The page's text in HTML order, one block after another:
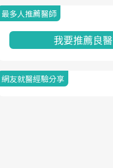
最多人推薦醫師
我要推薦良醫
網友就醫經驗分享